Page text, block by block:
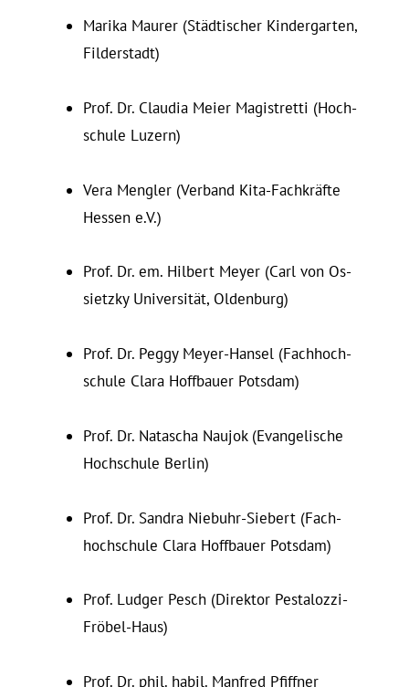
Marika Maurer (Städtischer Kin­der­garten,
Filderstadt)
Prof. Dr. Claudia Meier Ma­gistretti (Hoch­
schule Luzern)
Vera Mengler (Verband Kita-Fachkräfte
Hessen e.V.)
Prof. Dr. em. Hilbert Meyer (Carl von Os­
sietzky Universität, Oldenburg)
Prof. Dr. Peggy Meyer-Hansel (Fach­hoch­
schule Clara Hoff­bauer Potsdam)
Prof. Dr. Na­tascha Naujok (Evan­ge­lische
Hoch­schule Berlin)
Prof. Dr. Sandra Niebuhr-Siebert (Fach­
hoch­schule Clara Hoff­bauer Potsdam)
Prof. Ludger Pesch (Di­rektor Pestalozzi-
Fröbel-Haus)
Prof. Dr. phil. habil. Manfred Pfiffner